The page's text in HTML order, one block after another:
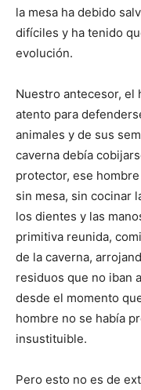
la mesa ha debido
difíciles y ha tenido
evolución.
Nuestro antecesor, el
atento para
animales y de sus
caverna debía
protector, ese
sin mesa, sin cocinar
los dientes y las
primitiva reunida,
de la caverna,
residuos que no iban
desde el momento
hombre no se había
insustituible.
Pero esto no es de